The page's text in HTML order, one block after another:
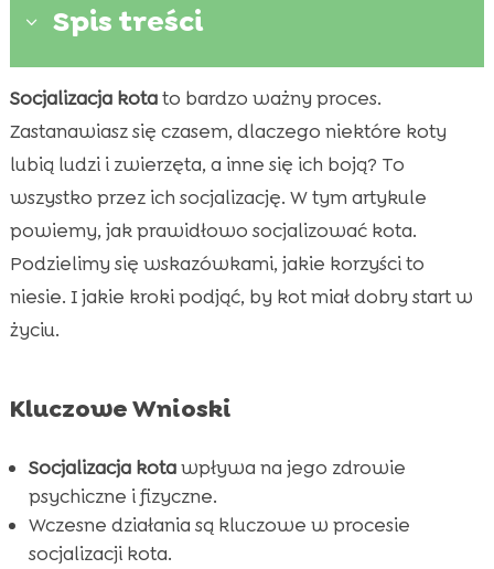
3 Spis treści
 Dlaczego socjalizacja kota jest ważna?
 Jak zacząć socjalizację kota?
 Wskazówki dotyczące socjalizacji kota
 Najczęstsze błędy podczas socjalizacji kota
 Rola zabawek w socjalizacji kota
 Ulubione smakołyki jako wsparcie w
socjalizacji

kota?

Wybór odpowiedniego jedzenia jako
element socjalizacji
 Socjalizacja kota a problemy behawioralne
Socjalizacja kotato bardzo ważny proces.
Zastanawiasz się czasem, dlaczego niektóre koty
lubią ludzi i zwierzęta, a inne się ich boją? To
wszystko przez ich socjalizację. W tym artykule
powiemy, jak prawidłowo socjalizować kota.
Podzielimy się wskazówkami, jakie korzyści to
niesie. I jakie kroki podjąć, by kot miał dobry start w
życiu.
Kluczowe Wnioski
Socjalizacja kotawpływa na jego zdrowie
psychiczne i fizyczne.
Wczesne działania są kluczowe w procesie
socjalizacji kota.